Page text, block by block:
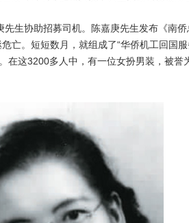
生协助招募司机。陈嘉庚先生发布《南
亡。短短数月，就组成了“华侨机工回国服
在这3200多人中，有一位女扮男装，被誉